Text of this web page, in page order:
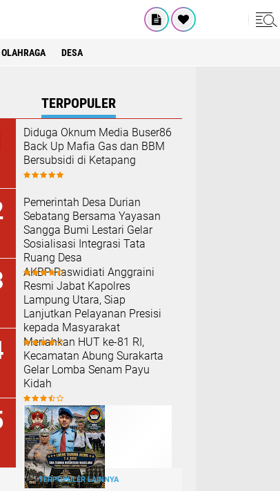
OLAHRAGA DESA
TERPOPULER
Diduga Oknum Media Buser86
Back Up Mafia Gas dan BBM
Bersubsidi di Ketapang
Pemerintah Desa Durian
Sebatang Bersama Yayasan
Sangga Bumi Lestari Gelar
Sosialisasi Integrasi Tata
Ruang Desa
AKBP Raswidiati Anggraini
Resmi Jabat Kapolres
Lampung Utara, Siap
Lanjutkan Pelayanan Presisi
kepada Masyarakat
Meriahkan HUT ke-81 RI,
Kecamatan Abung Surakarta
Gelar Lomba Senam Payu
Kidah
TERPOPULER LAINNYA